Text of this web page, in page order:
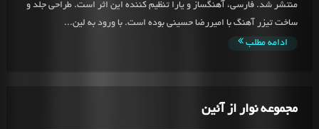
منتشر شد. فارسی، آهنگساز و یارا تنظیم کننده این اثر است. طراحی جلد و
ساخت تیزر آهنگ با امیررضا حسینی بوده است. با ورود به لین...
ادامه مطلب
مجموعه نوار از آئین